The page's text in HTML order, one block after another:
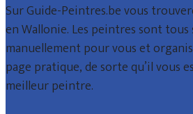
Sur Guide-Peintres.be vous
en Wallonie. Les peintres sont
manuellement pour vous et
page pratique, de sorte qu’il vous
meilleur peintre.